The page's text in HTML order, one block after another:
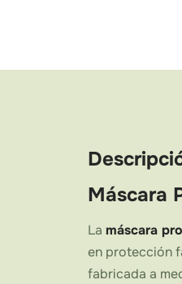
Máscara
La máscara
en protección
fabricada a